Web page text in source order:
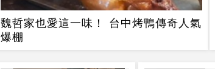
魏哲家也愛這一味！ 台中烤鴨傳奇人氣
爆棚